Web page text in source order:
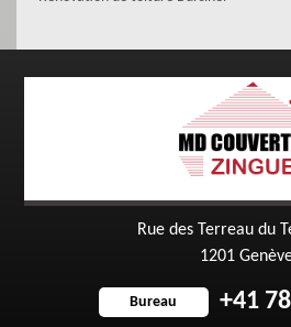
Rue des Terreau du
1201
Bureau +41